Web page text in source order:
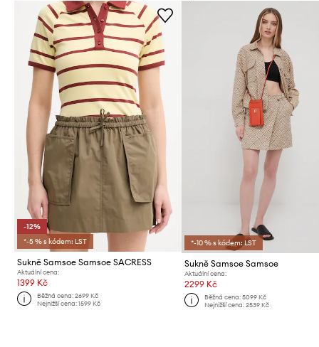
-12%
*-5 % s kódem: LST
Sukně Samsoe Samsoe SACRESS
Aktuální cena:
1399 Kč
Běžná cena:2699 Kč
Nejnižší cena:1599 Kč
*-10 % s kódem: LST
Sukně Samsoe Samsoe
Aktuální cena:
2299 Kč
Běžná cena: 5099 Kč
Nejnižší cena: 2539 Kč